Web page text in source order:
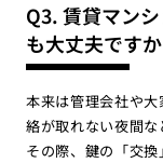
Q3. 賃貸マン
も大丈夫です
本来は管理会社や
絡が取れない夜間な
その際、鍵の「交